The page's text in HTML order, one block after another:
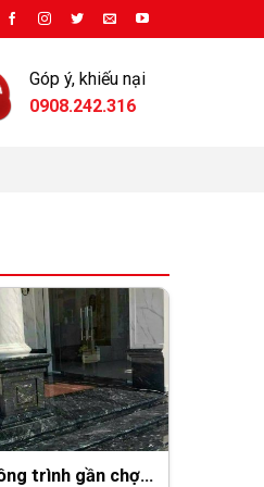
Góp ý, khiếu nại
0908.242.316
trình gần chợ